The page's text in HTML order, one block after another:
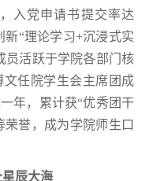
入党申请书提交率达
新“理论学习+沉浸式实
员活跃于学院各部门核
任院学生会主席团成
年，累计获“优秀团干
荣誉，成为学院师生口
辰大海